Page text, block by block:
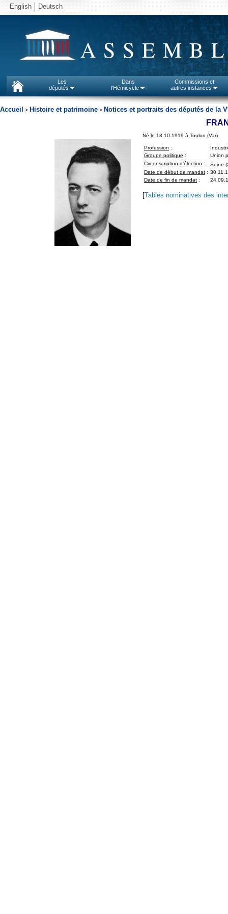
English Deutsch
Les
députés
Dans
l'Hémicycle
Commissions et
autres instances
Accueil > Histoire et patrimoine > Notices et portraits des députés de la V
Né le 13.10.1919 à Toulon (Var)
Profession :
Groupe politique :
Union
Circonscription d'élection :
Seine
Date de début de mandat :
Date de fin de mandat :
[Tables nominatives des